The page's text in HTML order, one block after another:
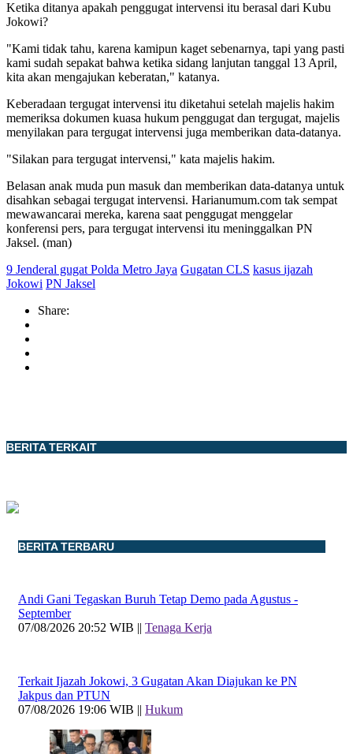
Ketika ditanya apakah penggugat intervensi itu berasal dari Kubu
Jokowi?
"Kami tidak tahu, karena kamipun kaget sebenarnya, tapi yang pasti
kami sudah sepakat bahwa ketika sidang lanjutan tanggal 13 April,
kita akan mengajukan keberatan," katanya.
Keberadaan tergugat intervensi itu diketahui setelah majelis hakim
memeriksa dokumen kuasa hukum penggugat dan tergugat, majelis
menyilakan para tergugat intervensi juga memberikan data-datanya.
"Silakan para tergugat intervensi," kata majelis hakim.
Belasan anak muda pun masuk dan memberikan data-datanya untuk
disahkan sebagai tergugat intervensi. Harianumum.com tak sempat
mewawancarai mereka, karena saat penggugat menggelar
konferensi pers, para tergugat intervensi itu meninggalkan PN
Jaksel. (man)
9 Jenderal gugat Polda Metro Jaya Gugatan CLS kasus ijazah
Jokowi PN Jaksel
Share:
BERITA TERKAIT
BERITA TERBARU
Andi Gani Tegaskan Buruh Tetap Demo pada Agustus -
September
07/08/2026 20:52 WIB || Tenaga Kerja
Terkait Ijazah Jokowi, 3 Gugatan Akan Diajukan ke PN
Jakpus dan PTUN
07/08/2026 19:06 WIB || Hukum